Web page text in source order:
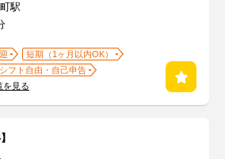
駅
短期（1ヶ月以内OK）
シフト自由・自己申告
を見る